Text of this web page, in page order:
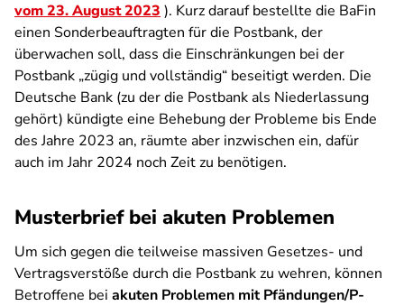
vom 23. August 2023 ). Kurz darauf bestellte die BaFin
einen Sonderbeauftragten für die Postbank, der
überwachen soll, dass die Einschränkungen bei der
Postbank „zügig und vollständig“ beseitigt werden. Die
Deutsche Bank (zu der die Postbank als Niederlassung
gehört) kündigte eine Behebung der Probleme bis Ende
des Jahre 2023 an, räumte aber inzwischen ein, dafür
auch im Jahr 2024 noch Zeit zu benötigen.
Musterbrief bei akuten Problemen
Um sich gegen die teilweise massiven Gesetzes- und
Vertragsverstöße durch die Postbank zu wehren, können
Betroffene bei akuten Problemen mit Pfändungen/P-